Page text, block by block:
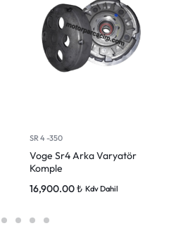
SR 4 -350
Voge Sr4 Arka Varyatör
Komple
16,900.00₺ Kdv Dahil